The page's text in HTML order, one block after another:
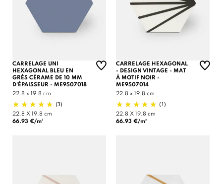
CARRELAGE UNI
HEXAGONAL BLEU EN
GRÈS CÉRAME DE 10 MM
D'ÉPAISSEUR - ME9507018
22.8 x 19.8 cm
(3)
22.8 X 19.8 cm
66.93 €/m²
CARRELAGE HEXAGONAL
- DESIGN VINTAGE - MAT
À MOTIF NOIR -
ME9507014
22.8 x 19.8 cm
(1)
22.8 X 19.8 cm
66.93 €/m²